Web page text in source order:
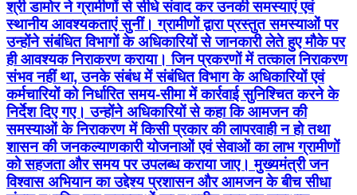
श्री डामोर ने ग्रामीणों से सीधे संवाद कर उनकी समस्याएं एवं
स्थानीय आवश्यकताएं सुनीं। ग्रामीणों द्वारा प्रस्तुत समस्याओं पर
उन्होंने संबंधित विभागों के अधिकारियों से जानकारी लेते हुए मौके पर
ही आवश्यक निराकरण कराया। जिन प्रकरणों में तत्काल निराकरण
संभव नहीं था, उनके संबंध में संबंधित विभाग के अधिकारियों एवं
कर्मचारियों को निर्धारित समय-सीमा में कार्रवाई सुनिश्चित करने के
निर्देश दिए गए। उन्होंने अधिकारियों से कहा कि आमजन की
समस्याओं के निराकरण में किसी प्रकार की लापरवाही न हो तथा
शासन की जनकल्याणकारी योजनाओं एवं सेवाओं का लाभ ग्रामीणों
को सहजता और समय पर उपलब्ध कराया जाए। मुख्यमंत्री जन
विश्वास अभियान का उद्देश्य प्रशासन और आमजन के बीच सीधा